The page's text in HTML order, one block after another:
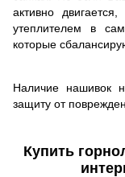
активно
утеплителем в
которые
Наличие нашивок
защиту от
Купить